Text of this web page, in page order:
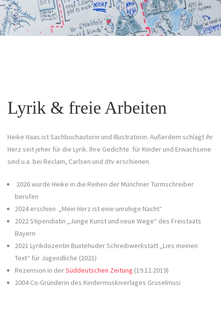
Lyrik & freie Arbeiten
Heike Haas ist Sachbuchautorin und Illustratorin. Außerdem schlägt ihr
Herz seit jeher für die Lyrik. Ihre Gedichte für Kinder und Erwachsene
sind u.a. bei Reclam, Carlsen und dtv erschienen.
2026 wurde Heike in die Reihen der Münchner Turmschreiber
berufen
2024 erschien „Mein Herz ist eine unruhige Nacht“
2022 Stipendiatin „Junge Kunst und neue Wege“ des Freistaats
Bayern
2021 Lyrikdozentin Buxtehuder Schreibwerkstatt „Lies meinen
Text“ für Jugendliche (2021)
Rezension in derSüddeutschen Zeitung (19.12.2019)
2004 Co-Gründerin des Kindermuskiverlages Gruselmusi